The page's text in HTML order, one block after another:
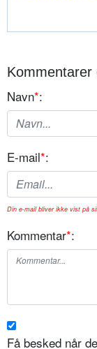
Navn*:
E-mail*:
Din e-mail bliver ikke vist på
Kommentar*:
Få besked når